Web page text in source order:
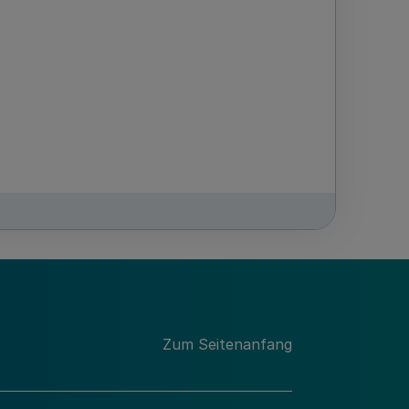
Zum Seitenanfang